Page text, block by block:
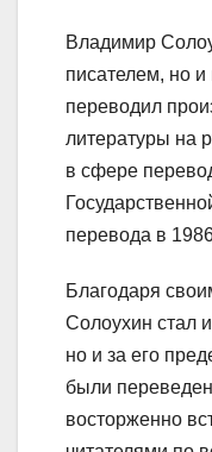
Владимир
писателем, но
переводил
литературы на
в сфере
перевода в
Благодаря
Солоухин стал
но и за его
были
восторженно